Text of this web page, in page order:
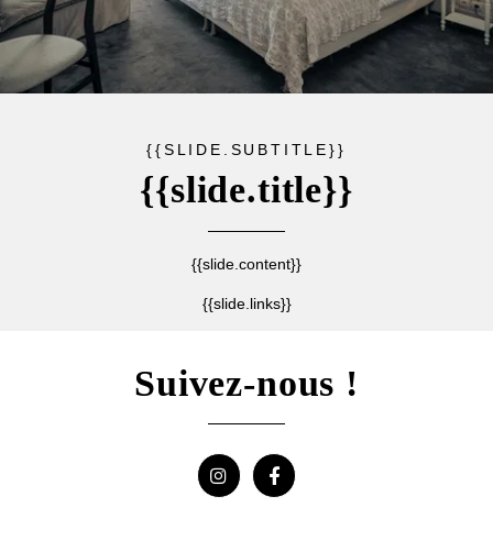
{{SLIDE.SUBTITLE}}
{{slide.title}}
{{slide.content}}
{{slide.links}}
Suivez-nous !